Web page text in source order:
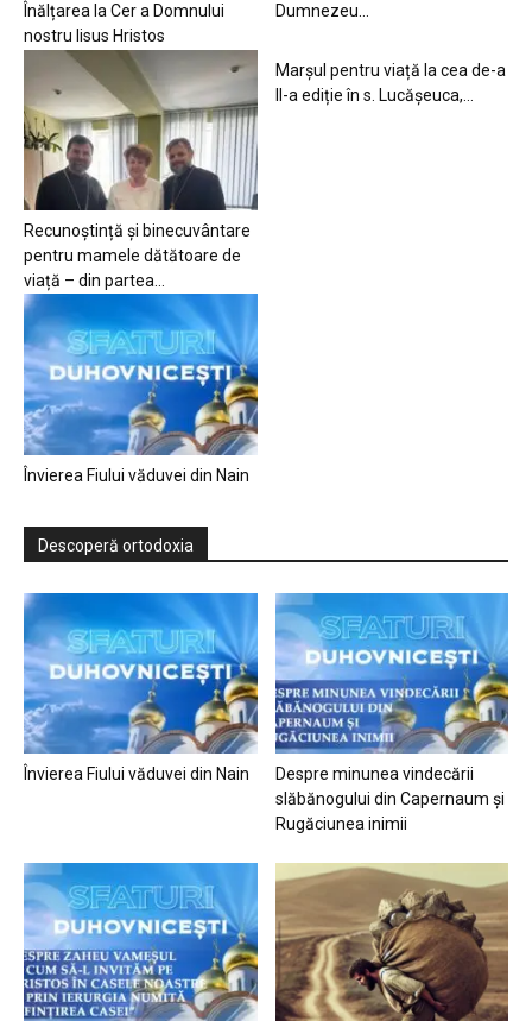
Înălțarea la Cer a Domnului
nostru Iisus Hristos
Dumnezeu…
Recunoștință și binecuvântare
pentru mamele dătătoare de
viață – din partea...
Marșul pentru viață la cea de-a
II-a ediție în s. Lucășeuca,...
Învierea Fiului văduvei din Nain
Descoperă ortodoxia
Învierea Fiului văduvei din Nain
Despre minunea vindecării
slăbănogului din Capernaum și
Rugăciunea inimii